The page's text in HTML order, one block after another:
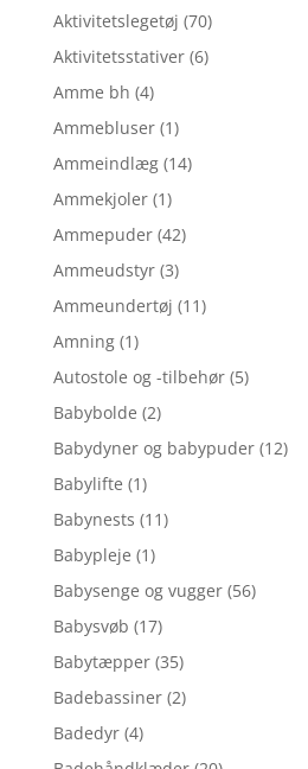
Aktivitetslegetøj (70)
Aktivitetsstativer (6)
Amme bh (4)
Ammebluser (1)
Ammeindlæg (14)
Ammekjoler (1)
Ammepuder (42)
Ammeudstyr (3)
Ammeundertøj (11)
Amning (1)
Autostole og -tilbehør (5)
Babybolde (2)
Babydyner og babypuder (12)
Babylifte (1)
Babynests (11)
Babypleje (1)
Babysenge og vugger (56)
Babysvøb (17)
Babytæpper (35)
Badebassiner (2)
Badedyr (4)